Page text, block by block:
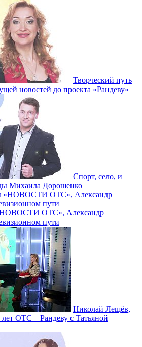
Творческий путь
новостей до проекта «Рандеву»
Спорт, село, и
Михаила Дорошенко
ОТС», Александр
пути
Николай Лещёв,
лет ОТС – Рандеву с Татьяной